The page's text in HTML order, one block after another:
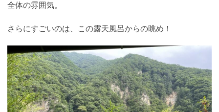
全体の雰囲気。
さらにすごいのは、この露天風呂からの眺め！